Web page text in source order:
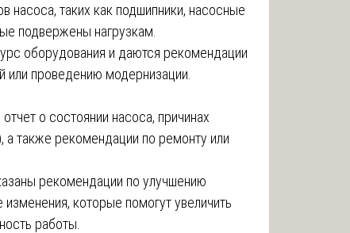
насоса, таких как подшипники, насосные
подвержены нагрузкам.
оборудования и даются рекомендации
или проведению модернизации.
о состоянии насоса, причинах
а также рекомендации по ремонту или
рекомендации по улучшению
изменения, которые помогут увеличить
работы.